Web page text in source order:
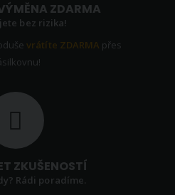
ZDARMA
bez rizika!
vrátíte ZDARMA přes
ZKUŠENOSTÍ
Rádi poradíme.